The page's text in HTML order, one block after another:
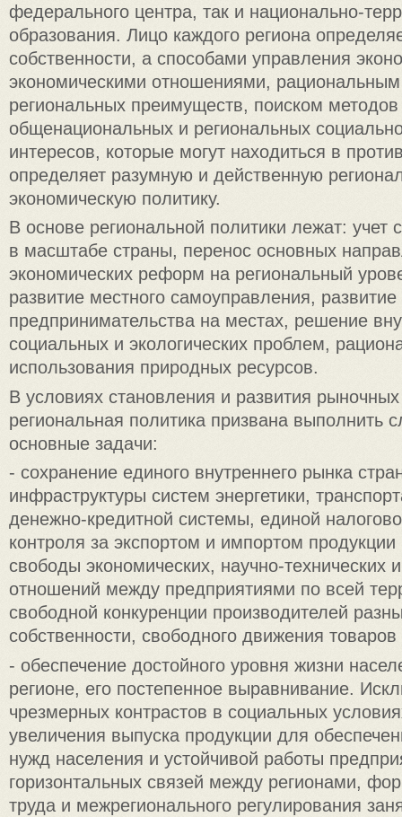
федерального центра, так и национально-
образования. Лицо каждого региона
собственности, а способами управления
экономическими отношениями,
региональных преимуществ, поиском методов
общенациональных и региональных
интересов, которые могут находиться в
определяет разумную и действенную
экономическую политику.
В основе региональной политики лежат: учет
в масштабе страны, перенос основных
экономических реформ на региональный
развитие местного самоуправления, развитие
предпринимательства на местах, решение
социальных и экологических проблем,
использования природных ресурсов.
В условиях становления и развития
региональная политика призвана выполнить
основные задачи:
- сохранение единого внутреннего рынка
инфраструктуры систем энергетики,
денежно-кредитной системы, единой
контроля за экспортом и импортом
свободы экономических, научно-технических
отношений между предприятиями по всей
свободной конкуренции производителей
собственности, свободного движения
- обеспечение достойного уровня жизни
регионе, его постепенное выравнивание.
чрезмерных контрастов в социальных
увеличения выпуска продукции для
нужд населения и устойчивой работы
горизонтальных связей между регионами,
труда и межрегионального регулирования